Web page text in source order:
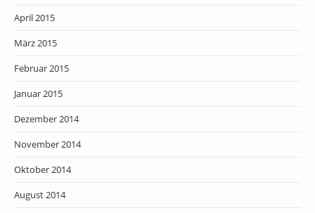
April 2015
März 2015
Februar 2015
Januar 2015
Dezember 2014
November 2014
Oktober 2014
August 2014